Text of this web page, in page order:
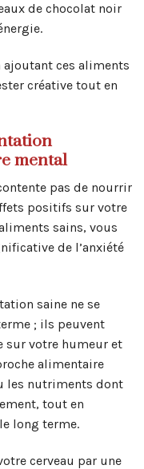
de chocolat noir
ajoutant ces aliments
créative tout en
mental
pas de nourrir
positifs sur votre
sains, vous
de l’anxiété
saine ne se
; ils peuvent
sur votre humeur et
alimentaire
les nutriments dont
tout en
long terme.
cerveau par une